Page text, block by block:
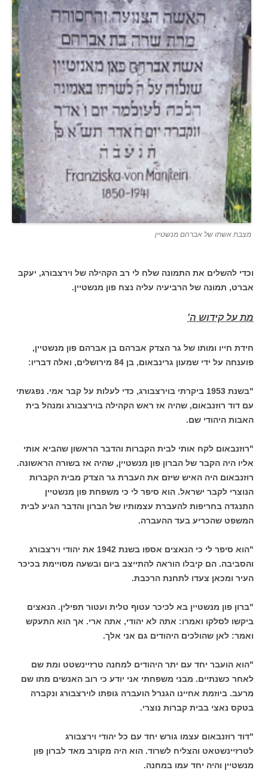
מצבת אשתו של אברהם מנשטיין
וכדי להשלים את התמונה שלח לי רב הקהילה של וירצבורג, יעקב
אברט, תמונה של הרביעיה עליה נצח פון מנשטיין.
מת על קידוש ה'
חידת חייו ומותו של גר הצדק אברהם בן אברהם פון מנשטיין,
פוענחה על ידי שמעון גרינבאום, בן 84 מירושלים, ואלה דבריו:
"בשנת 1953 ביקרתי בוירצבורג, כדי לעלות על קבר אמי. נפגשתי
עם דוד רוזנבאום, שהיה אז ראש הקהילה בוירצבורג ומנהל בית
האבות היהודי שם.
"רוזנבאום לקח אותי לבית הקברות והדבר הראשון שהביא אותי
אליו היה הקבר של הברון פון מנשטיין, שהיה אז בשורה הראשונה.
רוזנבאום היה האיש שיזם את העברת גר הצדק מבית הקברות
הנוצרי לקבר ישראל. הוא סיפר לי כי משפחת פון מנשטיין
התנגדה בחריפות להעברת עצמותיו של הברון והדבר הגיע לבית
המשפט שהכריע בעד ההעברה.
"הוא סיפר לי כי הנאצים אספו בשנת 1942 את יהודי וירצבורג
והסביבה. הם קיבלו הוראה להתייצב ביום ובשעה מסויימת בכיכר
העיר ומכאן צעדו לתחנת הרכבת.
"ברון פון מנשטיין בא לכיכר עטוף טלית ועטור תפילין. הנאצים
ביקשו לסלקו ואמרו: אתה לא יהודי, אתה ארי. אך הוא התעקש
ואמר: לאן שהולכים היהודים גם אני אלך.
"הוא הועבר יחד עם יתר היהודים למחנה טרזיינשטט ומת שם
לאחר כשנתיים. מבני משפחתי אני יודע כי רוב האנשים מתו שם
מרעב. ביוזמת אחיינו הגנרל הועברה גופתו לוירצבורג ונקברה
בטקס נאצי בבית קברות נוצרי.
"דוד רוזנבאום עצמו גורש יחד עם כל יהודי וירצבורג
לטרזיינשטאט והצליח לשרוד. הוא היה מקורב מאד לברון פון
מנשטיין והיה יחד עמו במחנה.